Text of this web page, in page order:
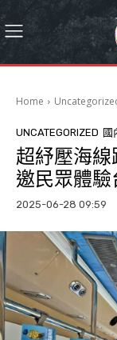
Home
UNCATEGORIZED 國
超紓壓海
邀民眾體
2025-06-28 09:59